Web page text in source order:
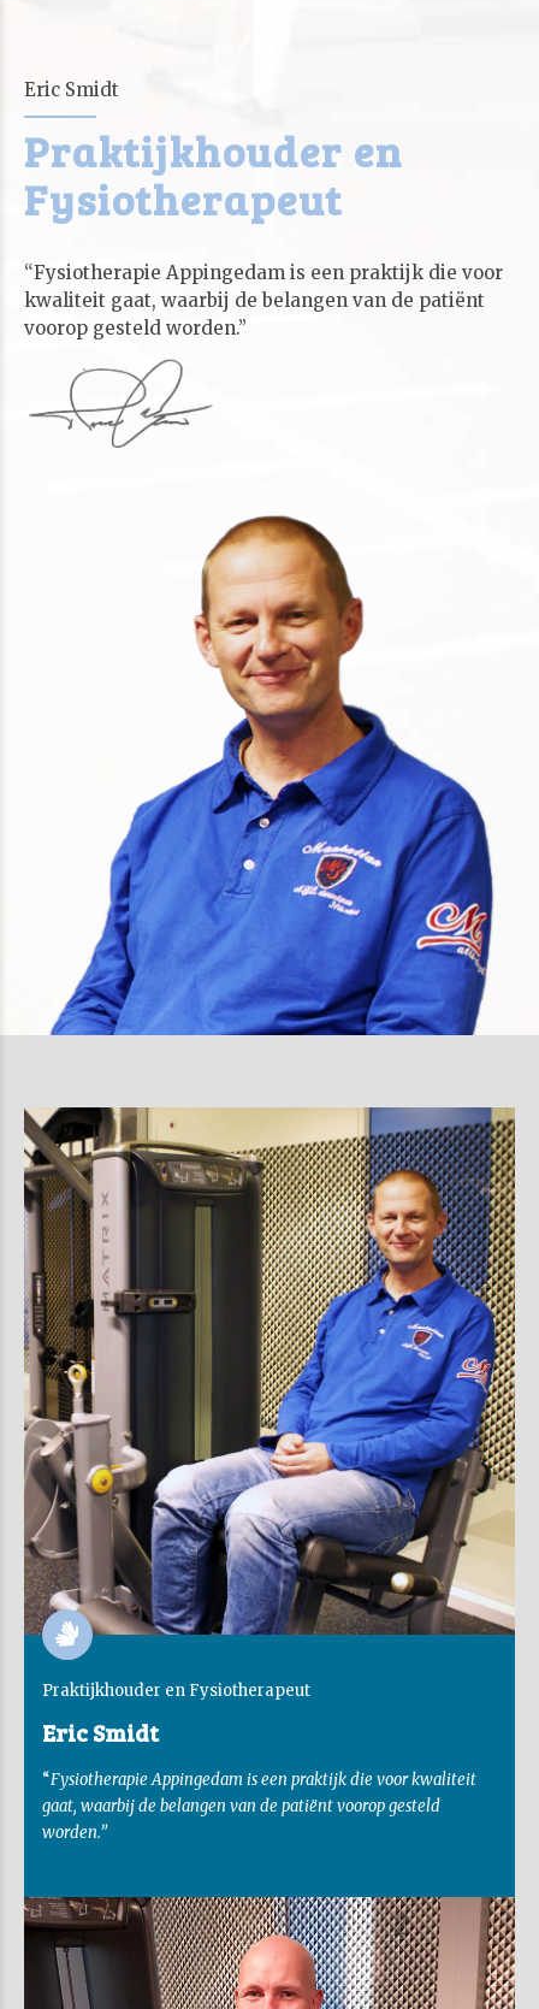
Eric Smidt
Praktijkhouder en
Fysiotherapeut
“Fysiotherapie Appingedam is een praktijk die voor
kwaliteit gaat, waarbij de belangen van de patiënt
voorop gesteld worden.”
Praktijkhouder en Fysiotherapeut
Eric Smidt
“Fysiotherapie Appingedam is een praktijk die voor kwaliteit
gaat, waarbij de belangen van de patiënt voorop gesteld
worden.”